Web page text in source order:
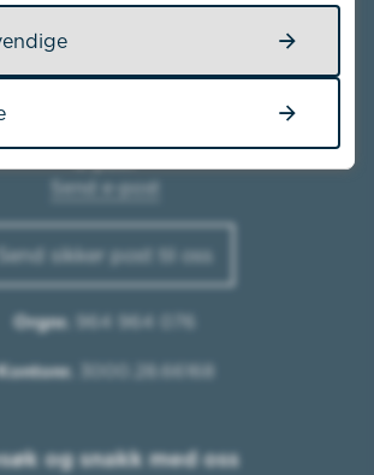
Skriv til oss
Kvinesdal kommune
Nesgata 11
Send e-post
Send sikker post til oss
Orgnr. 964 964 076
3000.28.66168
og snakk med oss